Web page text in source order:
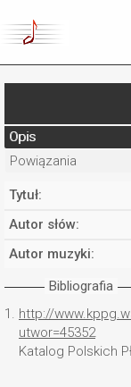
Opis
Powiązania
Tytuł:
Autor słów:
Autor muzyki:
Bibliografia
1. http://
utwor=45352
Katalog Polskich